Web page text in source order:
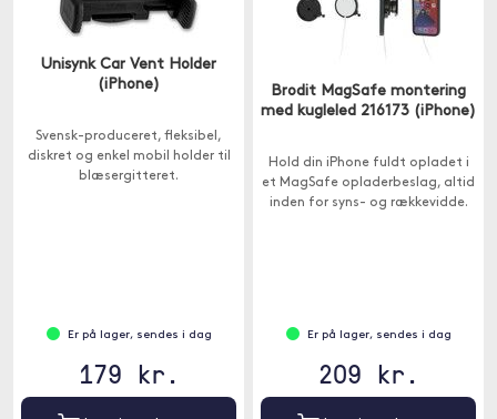
Unisynk Car Vent Holder
(iPhone)
Svensk-produceret, fleksibel,
diskret og enkel mobil holder til
blæsergitteret.
Er på lager, sendes i dag
179 kr.
Brodit MagSafe montering
med kugleled 216173 (iPhone)
Hold din iPhone fuldt opladet i
et MagSafe opladerbeslag, altid
inden for syns- og rækkevidde.
Er på lager, sendes i dag
209 kr.